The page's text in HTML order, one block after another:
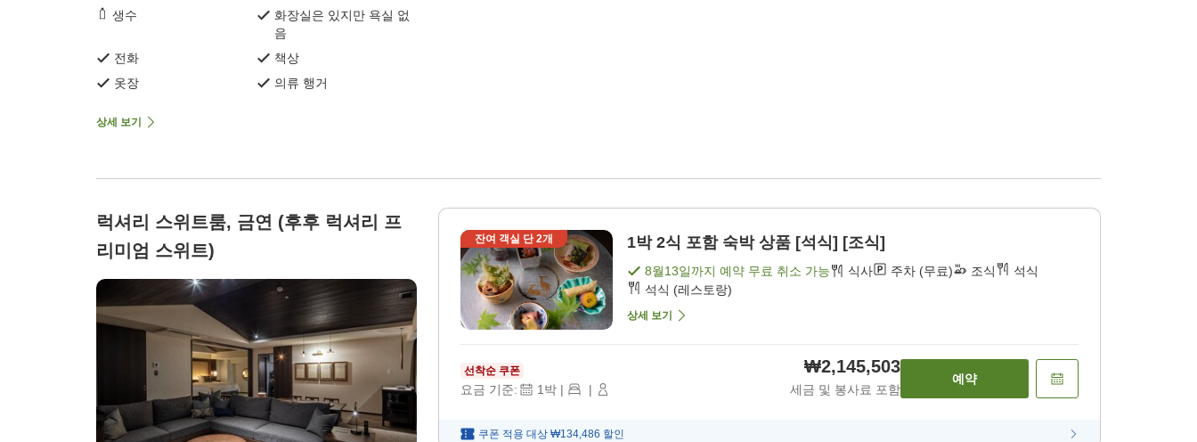
생수
화장실은 있지만 욕실 없
음
전화
책상
옷장
의류 행거
상세 보기
럭셔리 스위트룸, 금연 (후후 럭셔리 프
리미엄 스위트)
잔여 객실 단2개 1박 2식 포함 숙박 상품 [석식] [조식]
8월13일까지 예약 무료 취소 가능 식사 주차 (무료) 조식
석식
석식 (레스토랑)
상세 보기
선착순 쿠폰
요금 기준: 1박 | |
₩2,145,503
세금 및 봉사료 포함
예약
쿠폰 적용 대상 ₩134,486 할인